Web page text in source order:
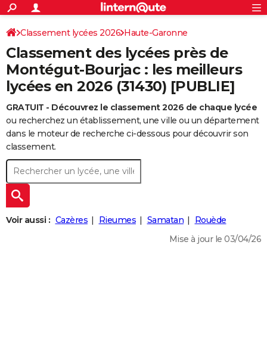
ACTUALITÉS
Politique
Société
Faits Divers
Education
Monde
Villes
+
SPORT
Coupe du monde 2026
Football
Tennis
Cyclisme
Rugby
Forum
Programme TV
TNT
Streaming
Cinéma
Sorties cinéma
Musique
+FINANCE
Retraite
Impôts
Epargne
Immobilier
Risques naturels par ville
Banque
Assurance
Crédit
AUTO
Essais
Réserver un essai
Citadines
Berlines
SUV
Forum auto
+
HIGH-TECH
BRICOLAGE
Forum
Aménagement intérieur
Extérieur
Cuisine
Salle de bains
Jardinage
Rangement
+WEEK-END
Guides de France
Escapades
Patrimoine
Expositions
Musées
Week-end nature
+
LIFESTYLE
S'inscrire
Connexion
Classement lycées 2026 Haute-Garonne
Classement des lycées près de
Montégut-Bourjac : les meilleurs
lycées en 2026 (31430) [PUBLIE]
GRATUIT - Découvrez le classement 2026 de chaque lycée
ou recherchez un établissement, une ville ou un département
dans le moteur de recherche ci-dessous pour découvrir son
classement.
Voir aussi : Cazères Rieumes Samatan
Rouède
Mise à jour le 03/04/26